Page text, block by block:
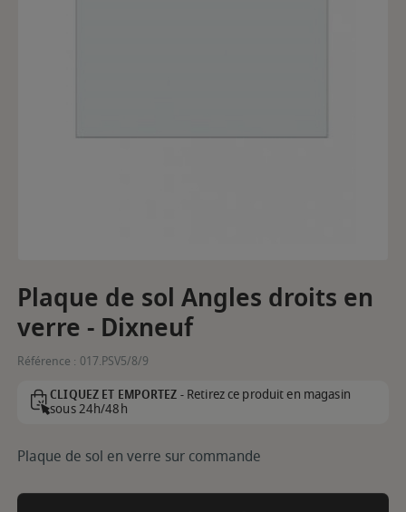
Plaque de sol Angles droits en
verre - Dixneuf
Référence : 017.PSV5/8/9
CLIQUEZ ET EMPORTEZ -Retirez ce produit en magasin
sous 24h/48h
Plaque de sol en verre sur commande